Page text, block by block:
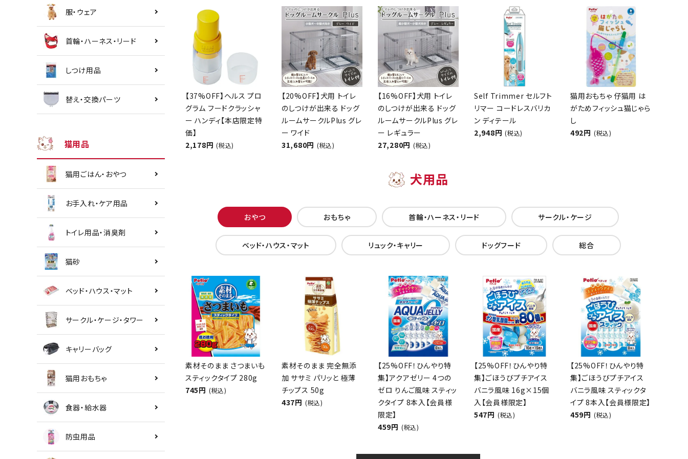
服・ウェア
首輪・ハーネス・リード
しつけ用品
替え・交換パーツ
猫用品
猫用ごはん・おやつ
お手入れ・ケア用品
トイレ用品・消臭剤
猫砂
ベッド・ハウス・マット
サークル・ケージ・タワー
キャリーバッグ
猫用おもちゃ
食器・給水器
防虫用品
【37%OFF】ヘルス プロ
グラム フードクラッシャ
ー ハンディ【本店限定特
価】
2,178円 (税込)
【20%OFF】犬用 トイレ
のしつけが出来る ドッグ
ルームサークルPlus グレ
ー ワイド
31,680円 (税込)
【16%OFF】犬用 トイレ
のしつけが出来る ドッグ
ルームサークルPlus グレ
ー レギュラー
27,280円 (税込)
Self Trimmer セルフト
リマー コードレスバリカ
ン ディテール
2,948円 (税込)
猫用おもちゃ 仔猫用 は
がためフィッシュ猫じゃら
し
492円 (税込)
犬用品
おやつ おもちゃ 首輪・ハーネス・リード サークル・ケージ
ベッド・ハウス・マット リュック・キャリー ドッグフード 総合
素材そのまま さつまいも
スティックタイプ 280g
745円 (税込)
素材そのまま 完全無添
加 ササミ パリッと 極薄
チップス 50g
437円 (税込)
【25%OFF！ひんやり特
集】アクアゼリー 4つの
ゼロ りんご風味 スティッ
クタイプ 8本入【会員様
限定】
459円 (税込)
【25%OFF！ひんやり特
集】ごほうびプチアイス
バニラ風味 16g×15個
入【会員様限定】
547円 (税込)
【25%OFF！ひんやり特
集】ごほうびプチアイス
バニラ風味 スティックタ
イプ 8本入【会員様限定】
459円 (税込)